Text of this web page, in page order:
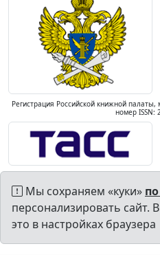
Регистрация Российской книжной
номер ISSN:
Мы сохраняем «куки»
персонализировать сайт.
это в настройках браузера